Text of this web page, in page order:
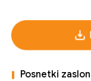
Posnetki